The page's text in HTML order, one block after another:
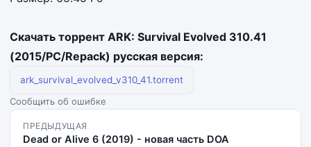
Скачать торрент ARK: Survival Evolved 310.41
(2015/PC/Repack) русская версия:
ark_survival_evolved_v310_41.torrent
Сообщить об ошибке
ПРЕДЫДУЩАЯ
Dead or Alive 6 (2019) - новая часть DOA